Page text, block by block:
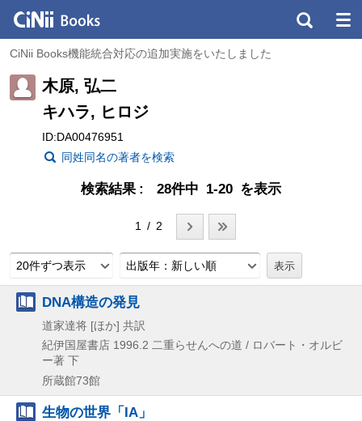
CiNii Books機能統合対応の追加実施をいたしました
木原, 弘二
キハラ, ヒロジ
ID:DA00476951
同姓同名の著者を検索
検索結果 28件中 1-20 を表示
1 / 2
20件ずつ表示 出版年：新しい順
DNA構造の発見
道家達将 [ほか] 共訳
紀伊国屋書店 1996.2 二重らせんへの道 / ロバート・オルビ
ー著 下
所蔵館73館
生物の世界「IA」